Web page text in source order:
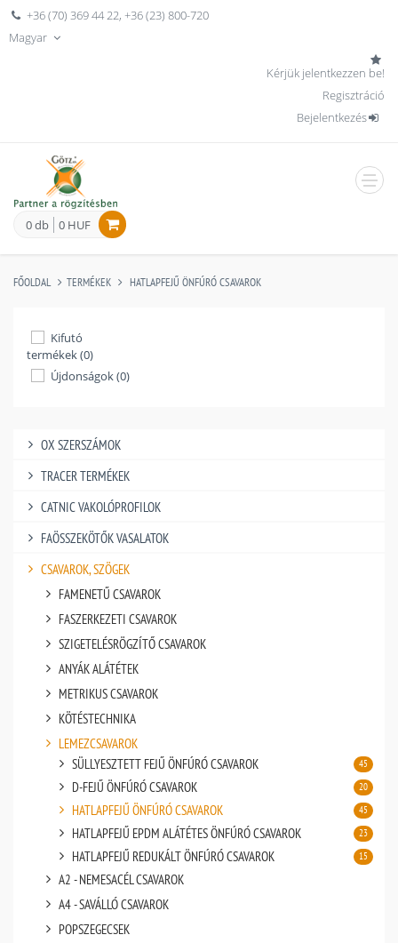
+36 (70) 369 44 22,+36 (23) 800-720
Magyar
Kérjük jelentkezzen be!
Regisztráció
Bejelentkezés
0 db 0 HUF
FŐOLDAL TERMÉKEK HATLAPFEJŰ ÖNFÚRÓ CSAVAROK
Kifutó
termékek (0)
Újdonságok (0)
OX SZERSZÁMOK
TRACER TERMÉKEK
CATNIC VAKOLÓPROFILOK
FAÖSSZEKÖTŐK VASALATOK
CSAVAROK, SZÖGEK
FAMENETŰ CSAVAROK
FASZERKEZETI CSAVAROK
SZIGETELÉSRÖGZÍTŐ CSAVAROK
ANYÁK ALÁTÉTEK
METRIKUS CSAVAROK
KÖTÉSTECHNIKA
LEMEZCSAVAROK
SÜLLYESZTETT FEJŰ ÖNFÚRÓ CSAVAROK
45
D-FEJŰ ÖNFÚRÓ CSAVAROK 20
HATLAPFEJŰ ÖNFÚRÓ CSAVAROK 45
HATLAPFEJŰ EPDM ALÁTÉTES ÖNFÚRÓ CSAVAROK 23
HATLAPFEJŰ REDUKÁLT ÖNFÚRÓ CSAVAROK 15
A2 - NEMESACÉL CSAVAROK
A4 - SAVÁLLÓ CSAVAROK
POPSZEGECSEK